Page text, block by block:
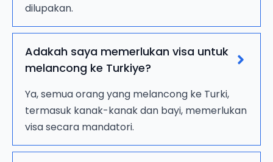
dilupakan.
Adakah saya memerlukan visa untuk
melancong ke Turkiye?
Ya, semua orang yang melancong ke Turki,
termasuk kanak-kanak dan bayi, memerlukan
visa secara mandatori.